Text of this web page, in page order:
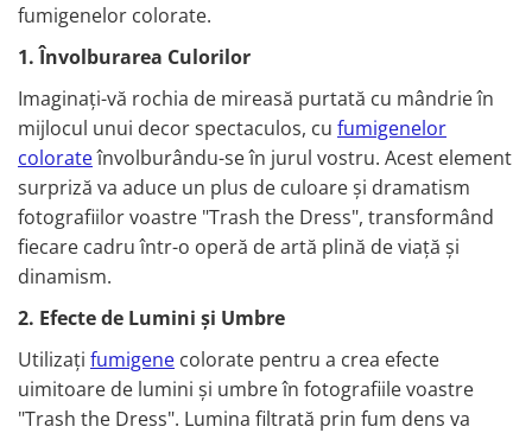
fumigenelor colorate.
1. Învolburarea Culorilor
Imaginați-vă rochia de mireasă purtată cu mândrie în
mijlocul unui decor spectaculos, cu fumigenelor
colorateînvolburându-se în jurul vostru. Acest element
surpriză va aduce un plus de culoare și dramatism
fotografiilor voastre "Trash the Dress", transformând
fiecare cadru într-o operă de artă plină de viață și
dinamism.
2. Efecte de Lumini și Umbre
Utilizați fumigene colorate pentru a crea efecte
uimitoare de lumini și umbre în fotografiile voastre
"Trash the Dress". Lumina filtrată prin fum dens va